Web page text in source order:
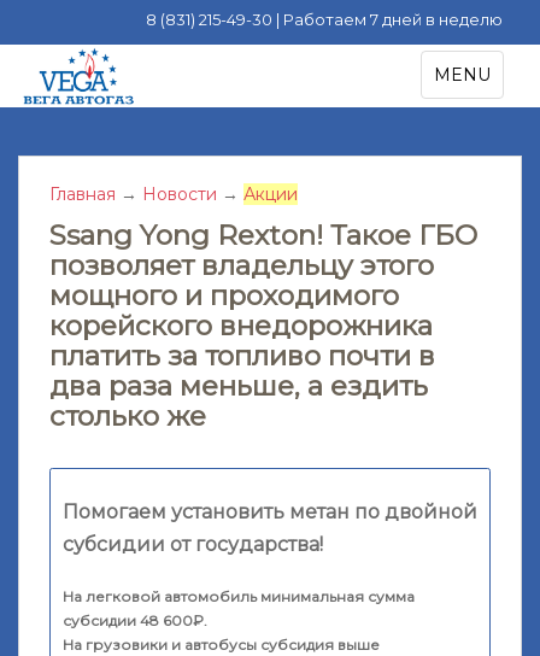
8 (831) 215-49-30 | Работаем 7 дней в неделю
i
TOGGLE
MENU
Главная → Новости → Акции
Ssang Yong Rexton! Такое ГБО
позволяет владельцу этого
мощного и проходимого
корейского внедорожника
платить за топливо почти в
два раза меньше, а ездить
столько же
Помогаем установить метан по двойной
субсидии от государства!
На легковой автомобиль минимальная сумма
субсидии 48 600₽.
На грузовики и автобусы субсидия выше